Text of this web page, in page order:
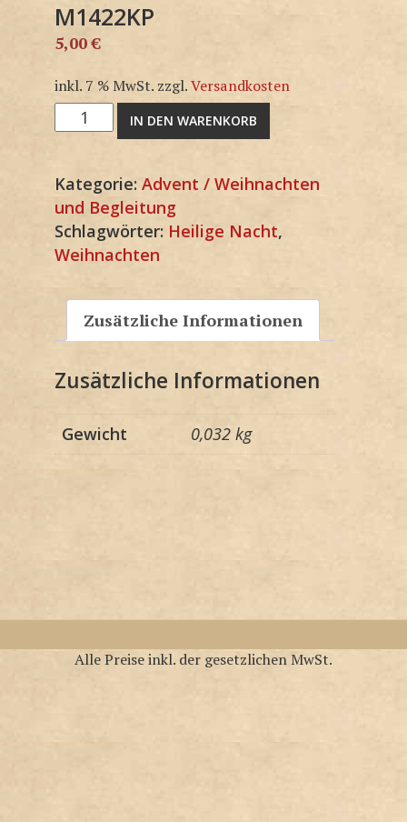
M1422KP
5,00€
inkl. 7 % MwSt. zzgl.Versandkosten
M1422KP
Menge
IN DEN WARENKORB
Kategorie: Advent / Weihnachten
und Begleitung
Schlagwörter: Heilige Nacht,
Weihnachten
Zusätzliche Informationen
Zusätzliche Informationen
Gewicht 0,032 kg
Alle Preise inkl. der gesetzlichen MwSt.